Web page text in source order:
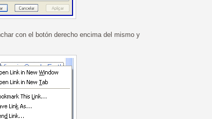
con el botón derecho encima del mismo y